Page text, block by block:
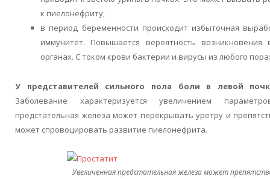
к пиелонефриту;
в период беременности происходит избыточная
иммунитет. Повышается вероятность
органах. С током крови бактерии и вирусы из любого
У представителей сильного пола боли в левой
Заболевание характеризуется увеличением
предстательная железа может перекрывать уретру и
может спровоцировать развитие пиелонефрита.
Увеличенная предстательная железа может